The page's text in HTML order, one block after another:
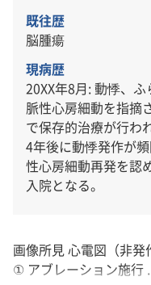
既往歴
脳腫瘍
現病歴
20XX年8月: 動悸、
脈性心房細動を指摘
で保存的治療が行わ
4年後に動悸発作が
性心房細動再発を認
入院となる。
画像所見 心電図（非
① アブレーション施行